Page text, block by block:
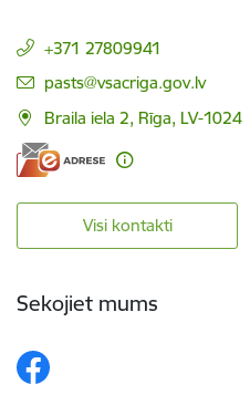
+371 27809941
E-pasts:
pasts@vsacriga.gov.lv
Braila iela 2, Rīga, LV-1024
Visi kontakti
Sekojiet mums